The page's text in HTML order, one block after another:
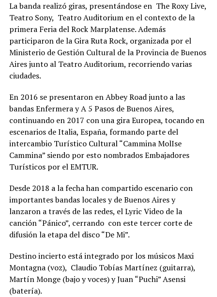
La banda realizó giras, presentándose en The Roxy Live,
Teatro Sony, Teatro Auditorium en el contexto de la
primera Feria del Rock Marplatense. Además
participaron de la Gira Ruta Rock, organizada por el
Ministerio de Gestión Cultural de la Provincia de Buenos
Aires junto al Teatro Auditorium, recorriendo varias
ciudades.
En 2016 se presentaron en Abbey Road junto a las
bandas Enfermera y A 5 Pasos de Buenos Aires,
continuando en 2017 con una gira Europea, tocando en
escenarios de Italia, España, formando parte del
intercambio Turístico Cultural “Cammina MolIse
Cammina” siendo por esto nombrados Embajadores
Turísticos por el EMTUR.
Desde 2018 a la fecha han compartido escenario con
importantes bandas locales y de Buenos Aires y
lanzaron a través de las redes, el Lyric Video de la
canción “Pánico”, cerrando con este tercer corte de
difusión la etapa del disco “De Mi”.
Destino incierto está integrado por los músicos Maxi
Montagna (voz), Claudio Tobías Martínez (guitarra),
Martín Monge (bajo y voces) y Juan “Puchi” Asensi
(batería).